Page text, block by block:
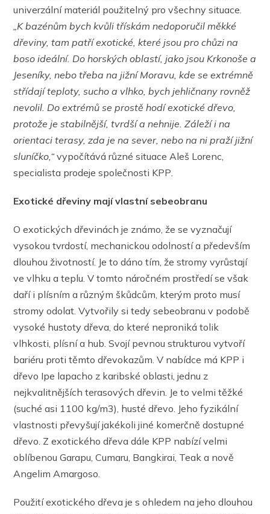
univerzální materiál použitelný pro všechny situace.
„K bazénům bych kvůli třískám nedoporučil měkké
dřeviny, tam patří exotické, které jsou pro chůzi na
boso ideální. Do horských oblastí, jako jsou Krkonoše a
Jeseníky, nebo třeba na jižní Moravu, kde se extrémně
střídají teploty, sucho a vlhko, bych jehličnany rovněž
nevolil. Do extrémů se prostě hodí exotické dřevo,
protože je stabilnější, tvrdší a nehnije. Záleží i na
orientaci terasy, zda je na sever, nebo na ni praží jižní
sluníčko,“ vypočítává různé situace Aleš Lorenc,
specialista prodeje společnosti KPP.
Exotické dřeviny mají vlastní sebeobranu
O exotických dřevinách je známo, že se vyznačují
vysokou tvrdostí, mechanickou odolností a především
dlouhou životností. Je to dáno tím, že stromy vyrůstají
ve vlhku a teplu. V tomto náročném prostředí se však
daří i plísním a různým škůdcům, kterým proto musí
stromy odolat. Vytvořily si tedy sebeobranu v podobě
vysoké hustoty dřeva, do které neproniká tolik
vlhkosti, plísní a hub. Svojí pevnou strukturou vytvoří
bariéru proti těmto dřevokazům. V nabídce má KPP i
dřevo Ipe lapacho z karibské oblasti, jednu z
nejkvalitnějších terasových dřevin. Je to velmi těžké
(suché asi 1100 kg/m3), husté dřevo. Jeho fyzikální
vlastnosti převyšují jakékoli jiné komerčně dostupné
dřevo. Z exotického dřeva dále KPP nabízí velmi
oblíbenou Garapu, Cumaru, Bangkirai, Teak a nově
Angelim Amargoso.
Použití exotického dřeva je s ohledem na jeho dlouhou